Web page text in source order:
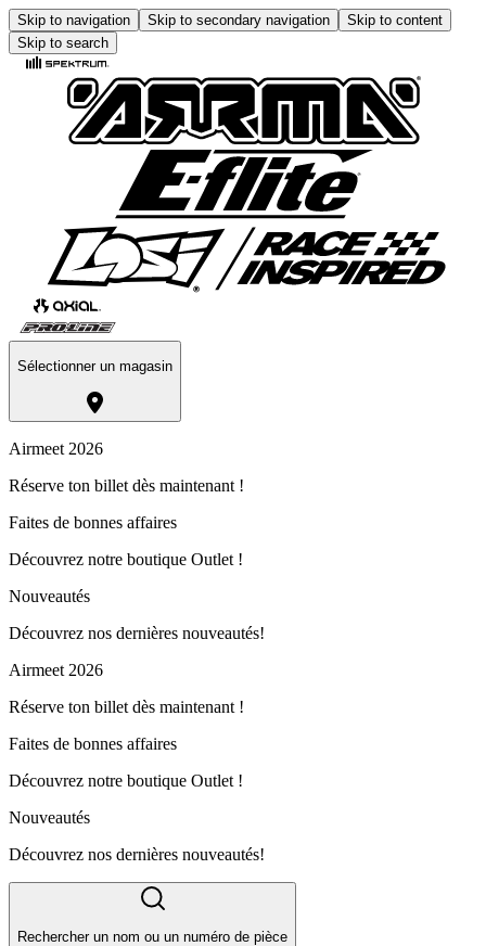
Skip to navigation Skip to secondary navigation
Skip to content
Skip to search
Sélectionner un magasin
Airmeet 2026
Réserve ton billet dès maintenant !
Faites de bonnes affaires
Découvrez notre boutique Outlet !
Nouveautés
Découvrez nos dernières nouveautés!
Airmeet 2026
Réserve ton billet dès maintenant !
Faites de bonnes affaires
Découvrez notre boutique Outlet !
Nouveautés
Découvrez nos dernières nouveautés!
Rechercher un nom ou un numéro de pièce